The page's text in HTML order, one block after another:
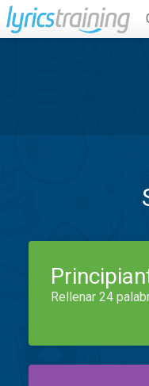
Rellenar 24